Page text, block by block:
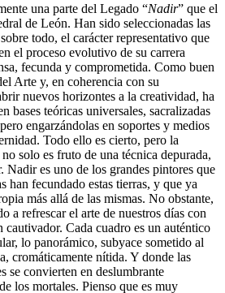
una parte del Legado “Nadir” que el
de León. Han sido seleccionadas las
todo, el carácter representativo que
el proceso evolutivo de su carrera
fecunda y comprometida. Como buen
Arte y, en coherencia con su
nuevos horizontes a la creatividad, ha
bases teóricas universales, sacralizadas
engarzándolas en soportes y medios
Todo ello es cierto, pero la
solo es fruto de una técnica depurada,
Nadir es uno de los grandes pintores que
han fecundado estas tierras, y que ya
más allá de las mismas. No obstante,
a refrescar el arte de nuestros días con
cautivador. Cada cuadro es un auténtico
lo panorámico, subyace sometido al
cromáticamente nítida. Y donde las
se convierten en deslumbrante
los mortales. Pienso que es muy